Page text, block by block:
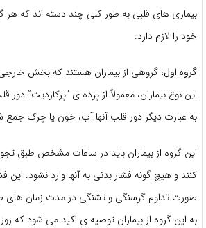
بیماری های قلبی به طور کلی چند دسته اند که
خود را لازم دارد:
گروه اول، گروهی از بیماران هستند که بخش
این نوع بیماران، معمولاً از پرده ی “پرکاردیت”
به عبارت دیگر دور قلب آنها آب، خون یا چرک
این گروه از بیماران باید در ساعات مشخص طبق
کنند و هیچ گونه فشار بدنی به آنها وارد نشود. این
صورت تداوم گرسنگی و تشنگی در مدت زمان های
به این گروه از بیماران توصیه ی اکید می شود که